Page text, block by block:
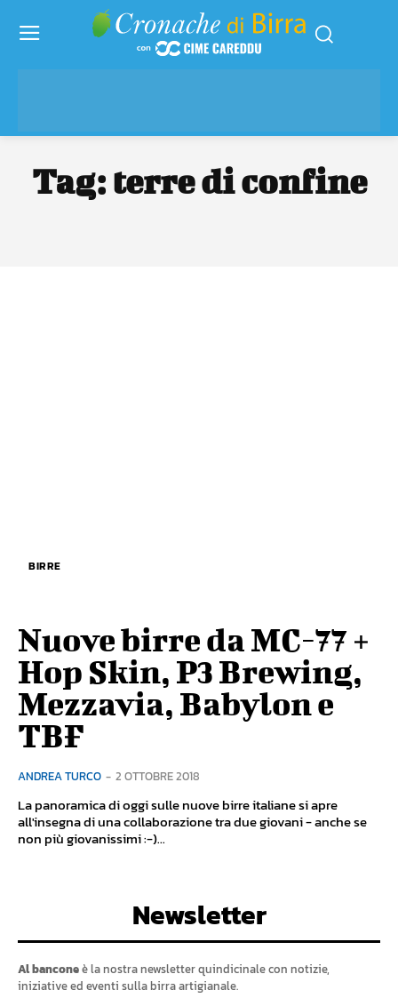
Tag: terre di confine
BIRRE
Nuove birre da MC-77 +
Hop Skin, P3 Brewing,
Mezzavia, Babylon e
TBF
ANDREA TURCO - 2 OTTOBRE 2018
La panoramica di oggi sulle nuove birre italiane si apre
all'insegna di una collaborazione tra due giovani - anche se
non più giovanissimi :-)...
Newsletter
Al banconeè la nostra newsletter quindicinale con notizie,
iniziative ed eventi sulla birra artigianale.